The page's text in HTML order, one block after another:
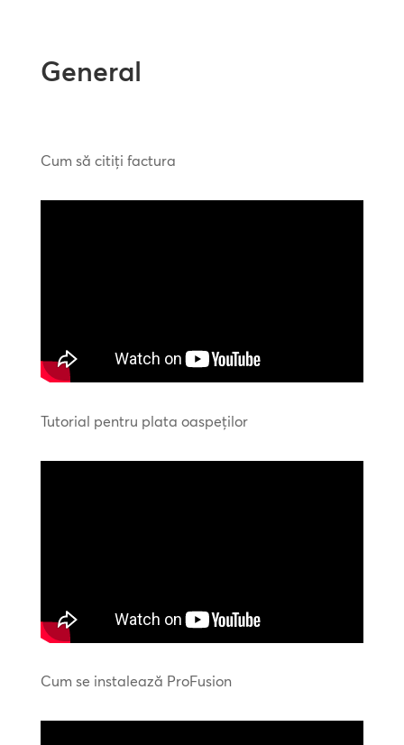
General
Cum să citiți factura
Tutorial pentru plata oaspeților
Cum se instalează ProFusion